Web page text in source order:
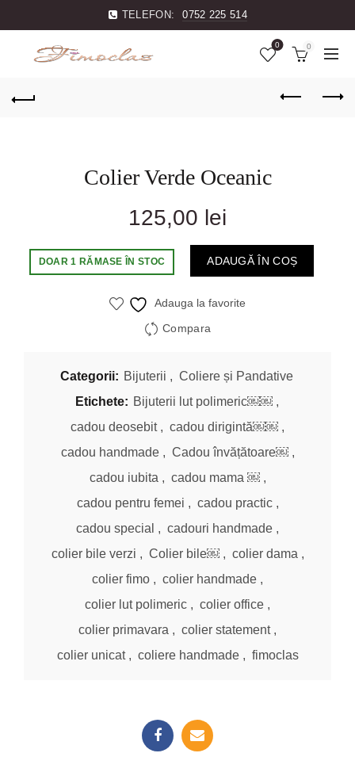
TELEFON: 0752 225 514
0 0
Colier Verde Oceanic
125,00 lei
DOAR 1 RĂMASE ÎN STOC ADAUGĂ ÎN COȘ
Adauga la favorite
Compara
Categorii: Bijuterii , Coliere și Pandative
Etichete: Bijuterii lut polimeric￼￼ ,
cadou deosebit , cadou dirigintă￼￼ ,
cadou handmade , Cadou învățătoare￼ ,
cadou iubita , cadou mama ￼ ,
cadou pentru femei , cadou practic ,
cadou special , cadouri handmade ,
colier bile verzi , Colier bile￼ , colier dama ,
colier fimo , colier handmade ,
colier lut polimeric , colier office ,
colier primavara , colier statement ,
colier unicat , coliere handmade , fimoclas